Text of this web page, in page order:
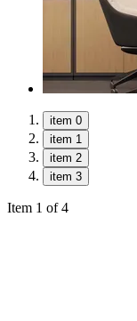
item 0
item 1
item 2
item 3
Item 1 of 4